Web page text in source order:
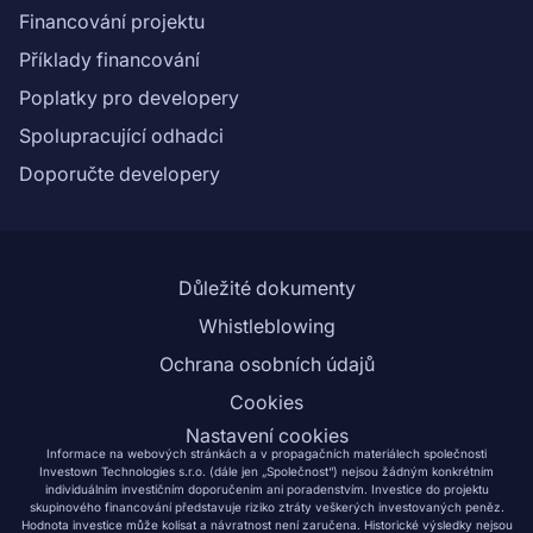
Financování projektu
Příklady financování
Poplatky pro developery
Spolupracující odhadci
Doporučte developery
Důležité dokumenty
Whistleblowing
Ochrana osobních údajů
Cookies
Nastavení cookies
Informace na webových stránkách a v propagačních materiálech společnosti
Investown Technologies s.r.o. (dále jen „Společnost“) nejsou žádným konkrétním
individuálním investičním doporučením ani poradenstvím. Investice do projektu
skupinového financování představuje riziko ztráty veškerých investovaných peněz.
Hodnota investice může kolísat a návratnost není zaručena. Historické výsledky nejsou